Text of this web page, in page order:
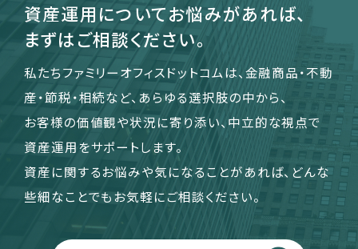
資産運用についてお悩みがあれば、
まずはご相談ください。
私たちファミリーオフィスドットコムは、金融商品・不動
産・節税・相続など、あらゆる選択肢の中から、
お客様の価値観や状況に寄り添い、中立的な視点で
資産運用をサポートします。
資産に関するお悩みや気になることがあれば、どんな
些細なことでもお気軽にご相談ください。